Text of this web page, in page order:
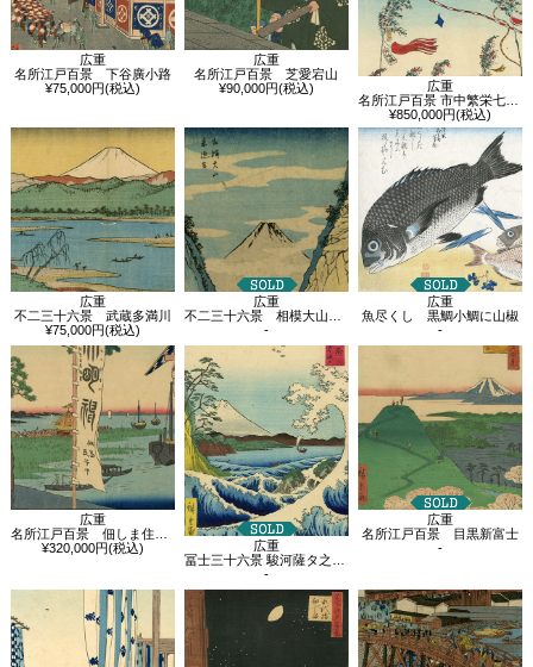
広重
名所江戸百景 下谷廣小路
¥75,000円(税込)
広重
名所江戸百景 芝愛宕山
¥90,000円(税込)
広重
名所江戸百景 市中繁栄七夕祭
¥850,000円(税込)
広重
不二三十六景 武蔵多満川
¥75,000円(税込)
広重
不二三十六景 相模大山来迎谷
-
広重
魚尽くし 黒鯛小鯛に山椒
-
広重
名所江戸百景 佃しま住吉の祭
¥320,000円(税込)
広重
冨士三十六景 駿河薩タ之海上
-
広重
名所江戸百景 目黒新富士
-